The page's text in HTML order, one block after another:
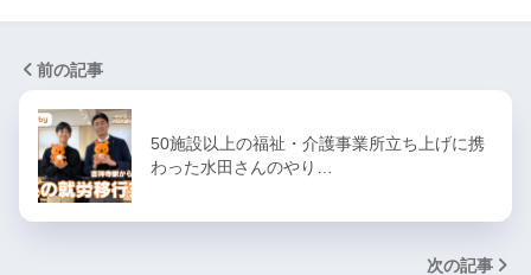
前の記事
50施設以上の福祉・介護事業所立ち上げに携
わった水田さんのやり…
次の記事